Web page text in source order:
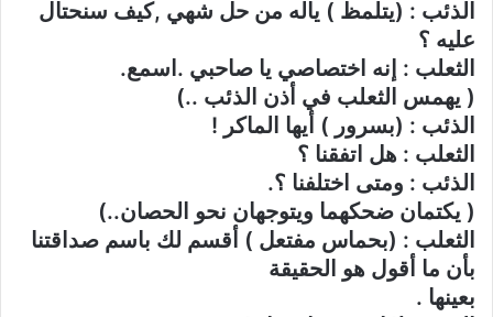
الذئب : (يتلمظ ) ياله من حل شهي ,كيف سنحتال
عليه ؟
الثعلب : إنه اختصاصي يا صاحبي .اسمع.
( يهمس الثعلب في أذن الذئب ..)
الذئب : (بسرور ) أيها الماكر !
الثعلب : هل اتفقنا ؟
الذئب : ومتى اختلفنا ؟.
( يكتمان ضحكهما ويتوجهان نحو الحصان..)
الثعلب : (بحماس مفتعل ) أقسم لك باسم صداقتنا
بأن ما أقول هو الحقيقة
بعينها .